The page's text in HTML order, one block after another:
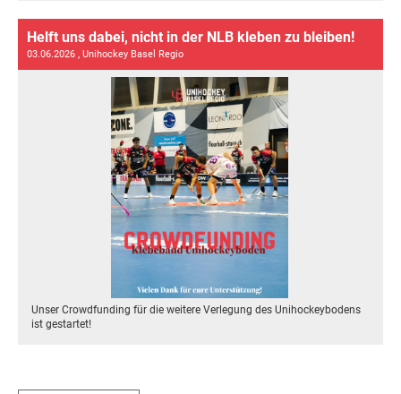
Helft uns dabei, nicht in der NLB kleben zu bleiben!
03.06.2026 , Unihockey Basel Regio
Unser Crowdfunding für die weitere Verlegung des Unihockeybodens
ist gestartet!